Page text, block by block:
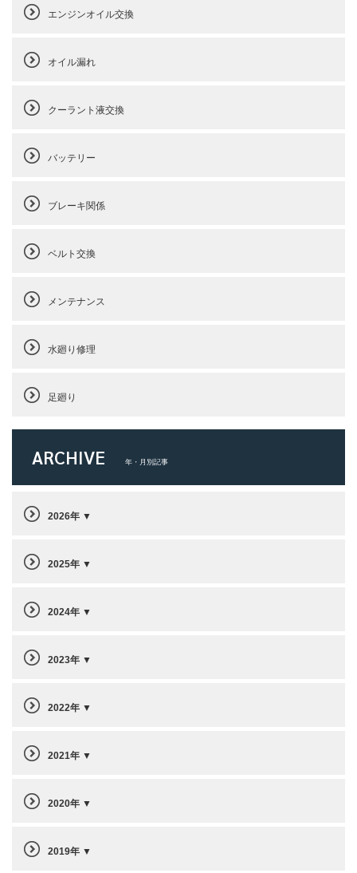
エンジンオイル交換
オイル漏れ
クーラント液交換
バッテリー
ブレーキ関係
ベルト交換
メンテナンス
水廻り修理
足廻り
ARCHIVE 年・月別記事
2026年
2025年
2024年
2023年
2022年
2021年
2020年
2019年